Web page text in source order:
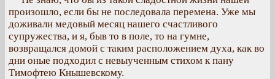
произошло, если бы не последовала перемена. Уже мы
доживали медовый месяц нашего счастливого
супружества, и я, быв то в поле, то на гумне,
возвращался домой с таким расположением духа, как во
дни оные подходил с невыученным стихом к пану
Тимофтею Кнышевскому.